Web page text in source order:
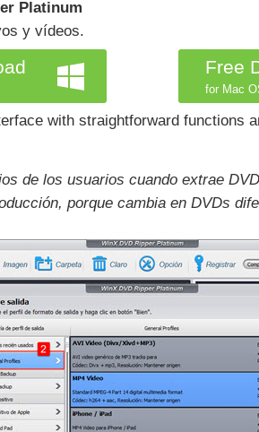
Platinum
y vídeos.
Free
for Mac
with straightforward functions
de los usuarios cuando extrae
porque cambia en DVDs